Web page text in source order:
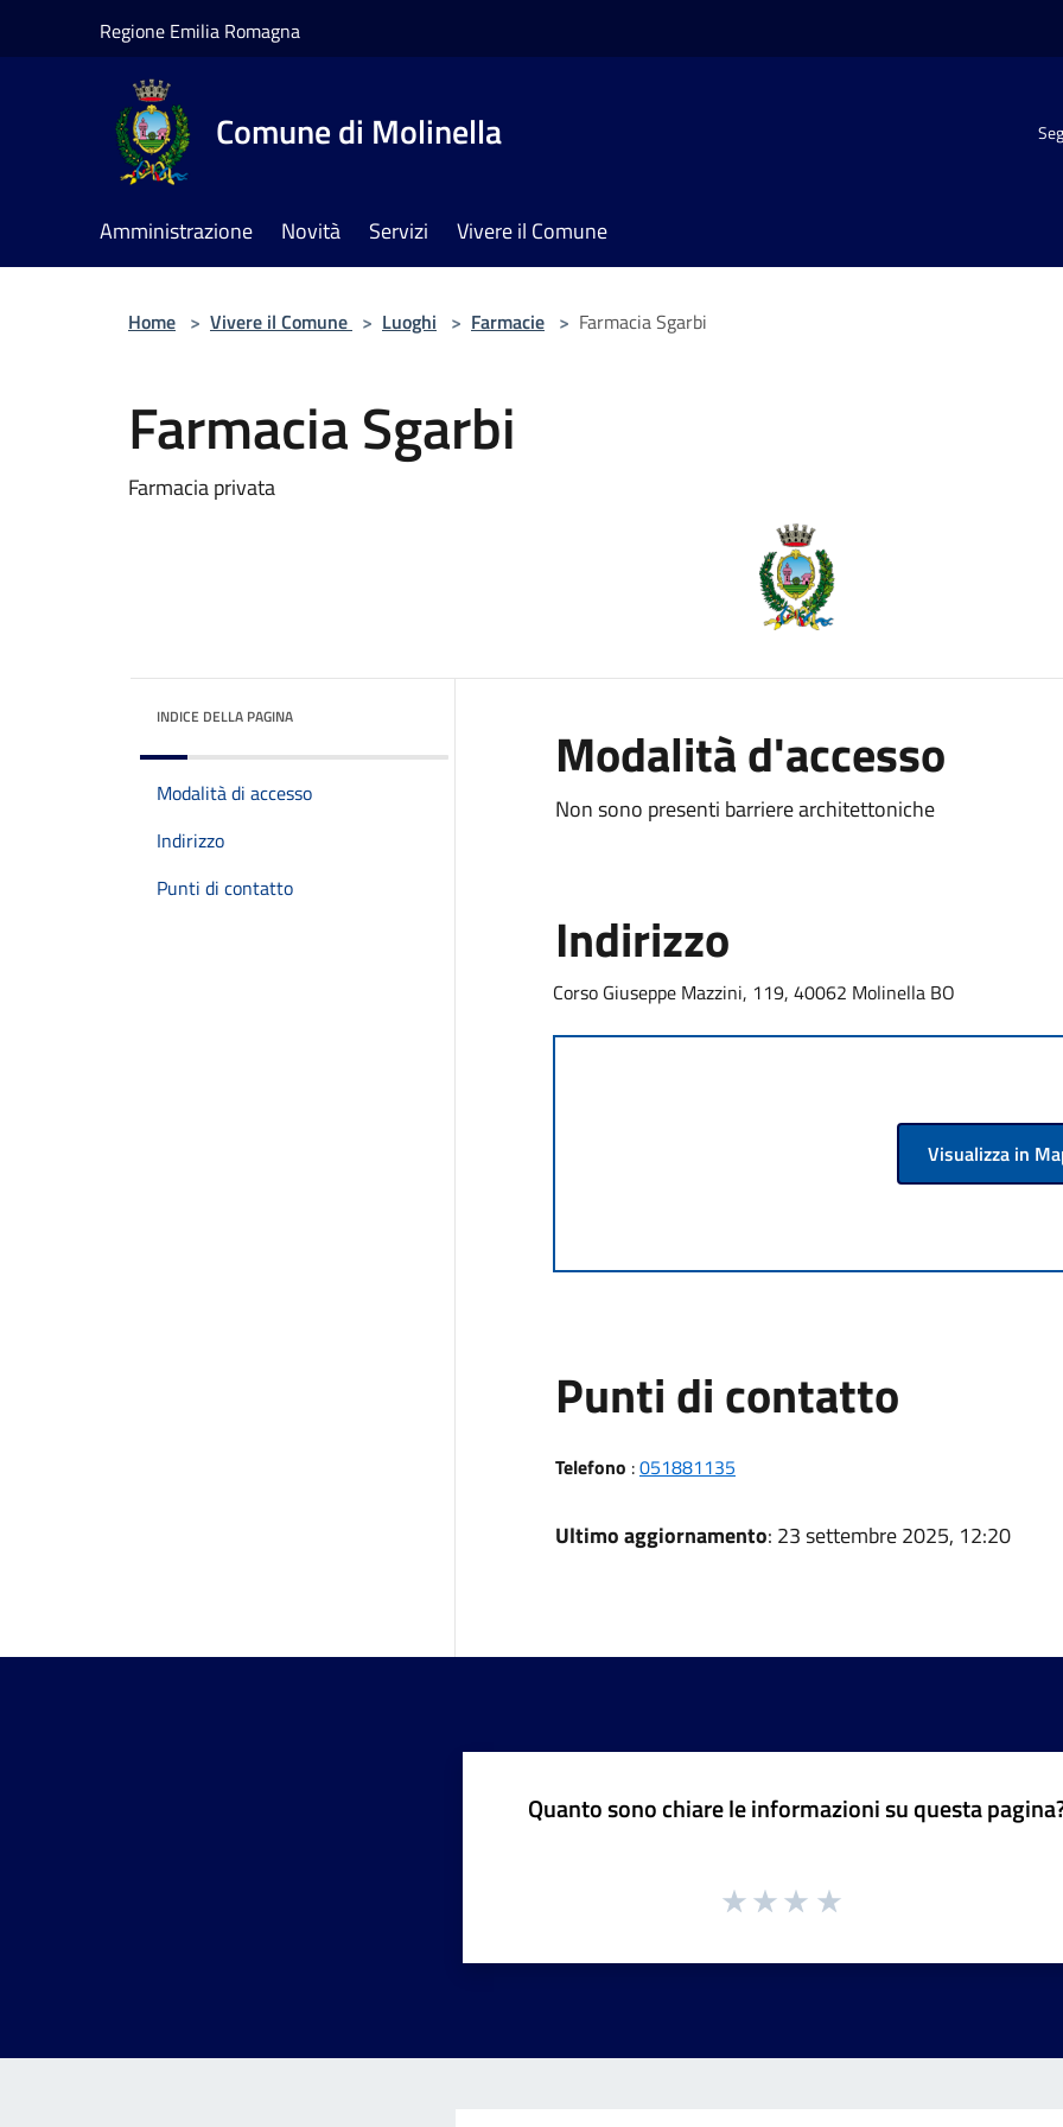
Regione Emilia Romagna
Comune di Molinella
Amministrazione Novità Servizi Vivere il Comune
Home > Vivere il Comune > Luoghi > Farmacie > Farmacia Sgarbi
Farmacia Sgarbi
Farmacia privata
INDICE DELLA PAGINA
Modalità di accesso
Indirizzo
Punti di contatto
Modalità d'accesso
Non sono presenti barriere architettoniche
Indirizzo
Corso Giuseppe Mazzini, 119, 40062 Molinella BO
Visualizza in
Punti di contatto
Telefono :051881135
Ultimo aggiornamento: 23 settembre 2025, 12:20
Quanto sono chiare le informazioni su questa